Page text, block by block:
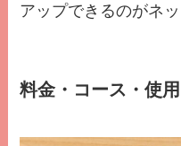
アップできるのがネ
料金・コース・使